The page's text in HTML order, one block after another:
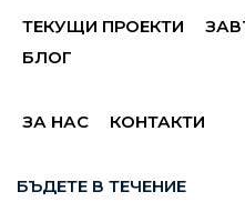
ТЕКУЩИ ПРОЕКТИ
БЛОГ
ЗА НАС КОНТАКТИ
БЪДЕТЕ В ТЕЧЕНИЕ